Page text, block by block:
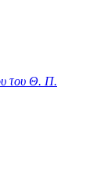
του Θ. Π.